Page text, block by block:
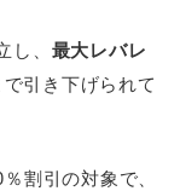
、 最大レバレ
で引き下げられて
割引の対象で、